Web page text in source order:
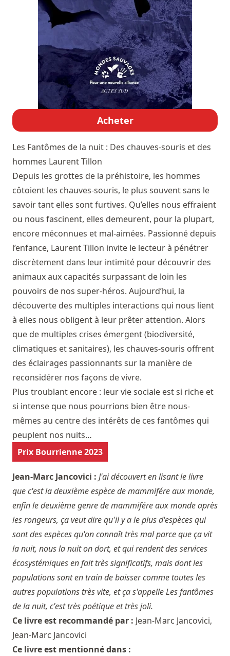
Acheter
Les Fantômes de la nuit : Des chauves-souris et des
hommes Laurent Tillon
Depuis les grottes de la préhistoire, les hommes
côtoient les chauves-souris, le plus souvent sans le
savoir tant elles sont furtives. Qu’elles nous effraient
ou nous fascinent, elles demeurent, pour la plupart,
encore méconnues et mal-aimées. Passionné depuis
l’enfance, Laurent Tillon invite le lecteur à pénétrer
discrètement dans leur intimité pour découvrir des
animaux aux capacités surpassant de loin les
pouvoirs de nos super-héros. Aujourd’hui, la
découverte des multiples interactions qui nous lient
à elles nous obligent à leur prêter attention. Alors
que de multiples crises émergent (biodiversité,
climatiques et sanitaires), les chauves-souris offrent
des éclairages passionnants sur la manière de
reconsidérer nos façons de vivre.
Plus troublant encore : leur vie sociale est si riche et
si intense que nous pourrions bien être nous-
mêmes au centre des intérêts de ces fantômes qui
peuplent nos nuits…
Prix Bourrienne 2023
Jean-Marc Jancovici : J'ai découvert en lisant le livre
que c'est la deuxième espèce de mammifére aux monde,
enfin le deuxième genre de mammifére aux monde après
les rongeurs, ça veut dire qu'il y a le plus d'espèces qui
sont des espèces qu'on connaît très mal parce que ça vit
la nuit, nous la nuit on dort, et qui rendent des services
écosystémiques en fait très significatifs, mais dont les
populations sont en train de baisser comme toutes les
autres populations très vite, et ça s'appelle Les fantômes
de la nuit, c'est très poétique et très joli.
Ce livre est recommandé par : Jean-Marc Jancovici,
Jean-Marc Jancovici
Ce livre est mentionné dans :